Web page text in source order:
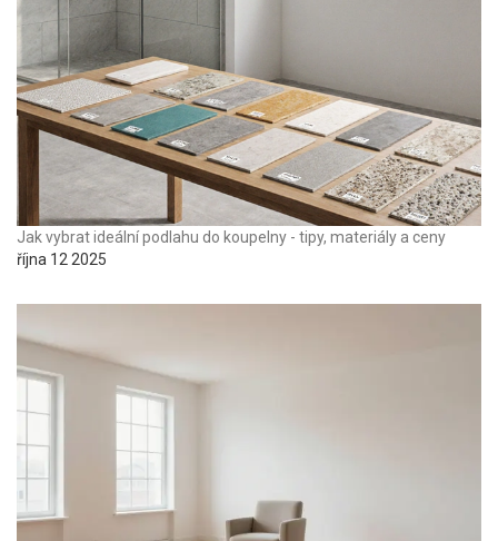
Jak vybrat ideální podlahu do koupelny - tipy, materiály a ceny
října 12 2025